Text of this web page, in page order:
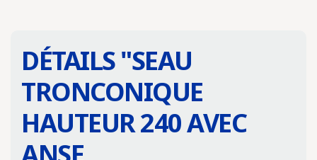
DÉTAILS "SEAU
TRONCONIQUE
HAUTEUR 240 AVEC